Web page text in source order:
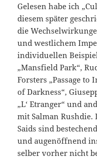
Gelesen habe ich
diesem später
die
und westlichem
individuellen
„Mansfield Park“,
Forsters „Passage to
of Darkness“,
„L‘ Etranger“ und
mit Salman
Saids sind
und augenöffnend
selber vorher nicht